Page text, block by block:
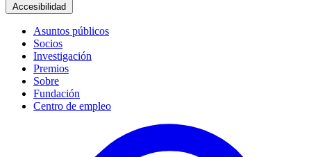
Accesibilidad
Asuntos públicos
Socios
Investigación
Premios
Sobre
Fundación
Centro de empleo